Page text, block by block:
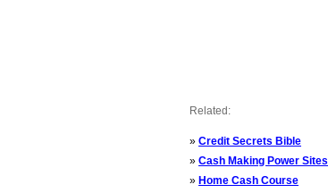
Related:
» Credit Secrets Bible
» Cash Making Power Sites
» Home Cash Course